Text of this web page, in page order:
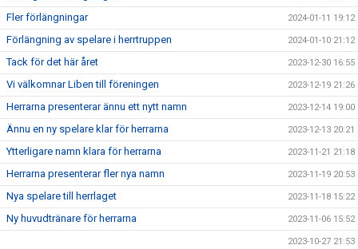
Fler förlängningar 2024-01-11 19:12
Förlängning av spelare i herrtruppen 2024-01-10 21:12
Tack för det här året 2023-12-30 16:55
Vi välkomnar Liben till föreningen 2023-12-19 21:26
Herrarna presenterar ännu ett nytt namn 2023-12-14 19:00
Ännu en ny spelare klar för herrarna 2023-12-13 20:21
Ytterligare namn klara för herrarna 2023-11-21 21:18
Herrarna presenterar fler nya namn 2023-11-19 20:53
Nya spelare till herrlaget 2023-11-18 15:22
Ny huvudtränare för herrarna 2023-11-06 15:52
2023-10-27 21:53